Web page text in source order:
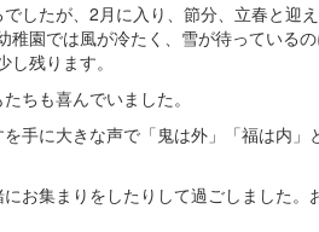
したが、2月に入り、節分、立春と迎
園では風が冷たく、雪が待っている
残ります。
ちも喜んでいました。
手に大きな声で「鬼は外」「福は内」
お集まりをしたりして過ごしました。